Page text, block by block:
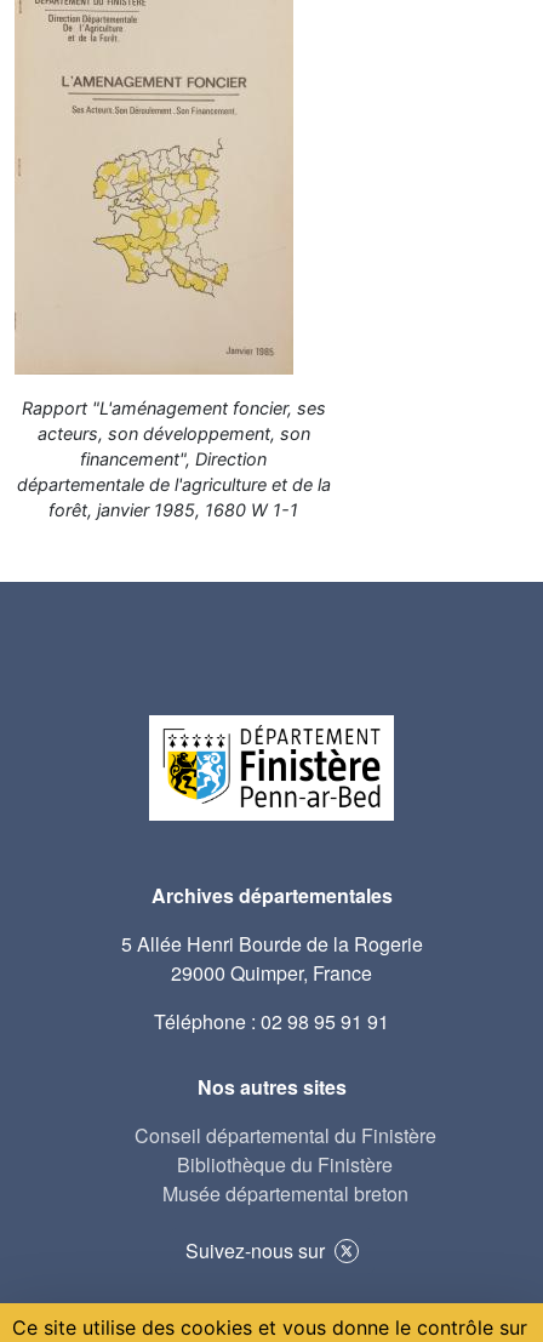
Rapport "L'aménagement foncier, ses
acteurs, son développement, son
financement", Direction
départementale de l'agriculture et de la
forêt, janvier 1985, 1680 W 1-1
Archives départementales
5 Allée Henri Bourde de la Rogerie
29000 Quimper, France
Téléphone : 02 98 95 91 91
Nos autres sites
Conseil départemental du Finistère
Bibliothèque du Finistère
Musée départemental breton
Suivez-nous sur
© 2021-2024 AD29 réalisé par Serval
Ce site utilise des cookies et vous donne le contrôle sur